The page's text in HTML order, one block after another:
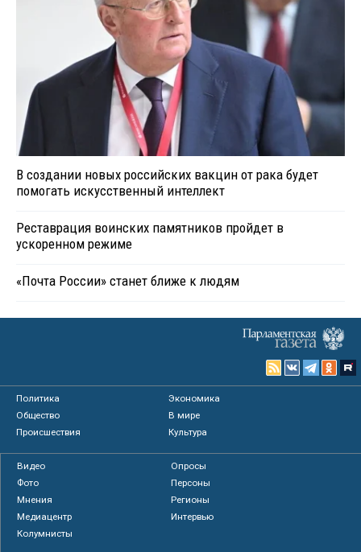
В создании новых российских вакцин от рака будет
помогать искусственный интеллект
Реставрация воинских памятников пройдет в
ускоренном режиме
«Почта России» станет ближе к людям
Политика
Экономика
Общество
В мире
Происшествия
Культура
Видео
Опросы
Фото
Персоны
Мнения
Регионы
Медиацентр
Интервью
Колумнисты